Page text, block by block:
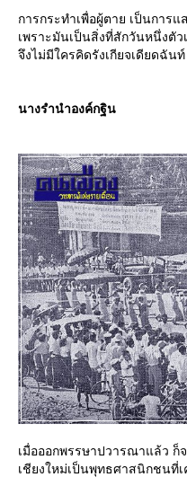
การกระทำเพื่อผู้ตาย เป็นการ
เพราะมันเป็นสิ่งที่สักวันหนึ่งตั
จึงไม่มีใครคิดรังเกียจเดียดฉันท์
นางรำนำองค์กฐิน
เมื่อออกพรรษาปวารณาแล้ว ก็
เชียงใหม่เป็นพุทธศาสนิกชนที่